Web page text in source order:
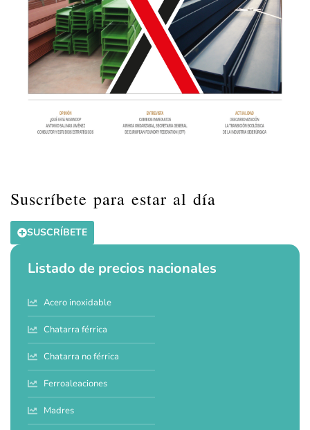
Suscríbete para estar al día
SUSCRÍBETE
Listado de precios nacionales
Acero inoxidable
Chatarra férrica
Chatarra no férrica
Ferroaleaciones
Madres